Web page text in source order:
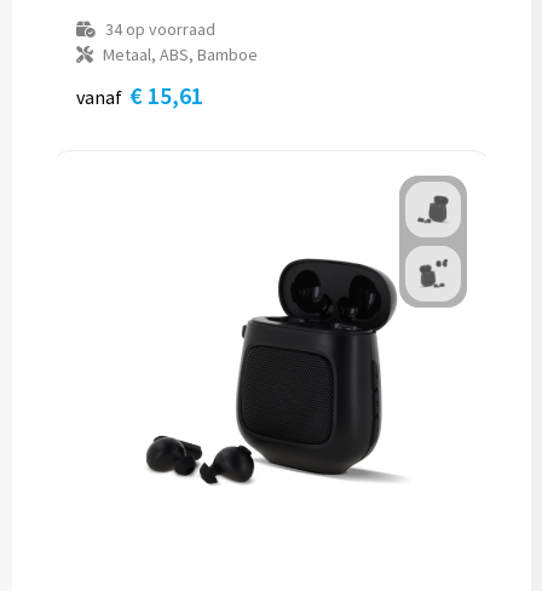
34op voorraad
Metaal, ABS, Bamboe
vanaf € 15,61